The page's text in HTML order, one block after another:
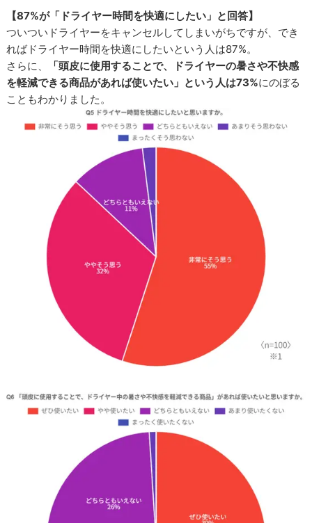
【87%が「ドライヤー時間を快適にしたい」と回答】
ついついドライヤーをキャンセルしてしまいがちですが、でき
ればドライヤー時間を快適にしたいという人は87%。
さらに、
「頭皮に使用することで、ドライヤーの暑さや不快感
を軽減できる商品があれば使いたい」という人は73%にのぼる
こともわかりました。